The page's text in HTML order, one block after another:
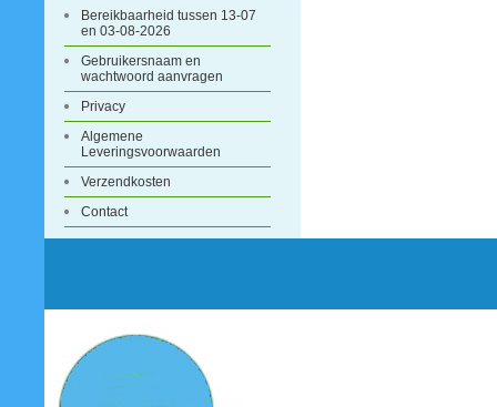
Bereikbaarheid tussen 13-07
en 03-08-2026
Gebruikersnaam en
wachtwoord aanvragen
Privacy
Algemene
Leveringsvoorwaarden
Verzendkosten
Contact